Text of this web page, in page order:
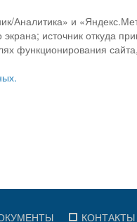
Аналитика» и
источник откуда
функционирования
КОНТАКТЫ